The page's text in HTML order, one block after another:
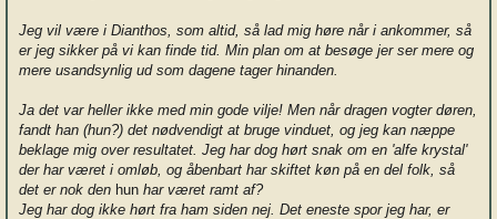
Jeg vil være i Dianthos, som altid, så lad mig høre når i ankommer, så
er jeg sikker på vi kan finde tid. Min plan om at besøge jer ser mere og
mere usandsynlig ud som dagene tager hinanden.
Ja det var heller ikke med min gode vilje! Men når dragen vogter døren,
fandt han (hun?) det nødvendigt at bruge vinduet, og jeg kan næppe
beklage mig over resultatet. Jeg har dog hørt snak om en 'alfe krystal'
der har været i omløb, og åbenbart har skiftet køn på en del folk, så
det er nok den hun har været ramt af?
Jeg har dog ikke hørt fra ham siden nej. Det eneste spor jeg har, er